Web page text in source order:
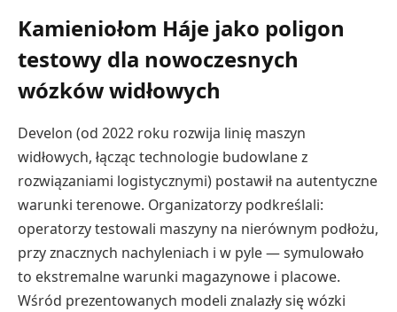
Kamieniołom Háje jako poligon
testowy dla nowoczesnych
wózków widłowych
Develon (od 2022 roku rozwija linię maszyn
widłowych, łącząc technologie budowlane z
rozwiązaniami logistycznymi) postawił na autentyczne
warunki terenowe. Organizatorzy podkreślali:
operatorzy testowali maszyny na nierównym podłożu,
przy znacznych nachyleniach i w pyle — symulowało
to ekstremalne warunki magazynowe i placowe.
Wśród prezentowanych modeli znalazły się wózki